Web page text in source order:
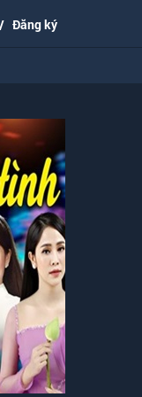
/ Đăng ký